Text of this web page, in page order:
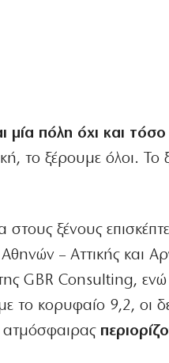
μία πόλη όχι και
το ξέρουμε όλοι. Το
ξένους
– Αττικής και
GBR Consulting,
με το κορυφαίο 9,2,